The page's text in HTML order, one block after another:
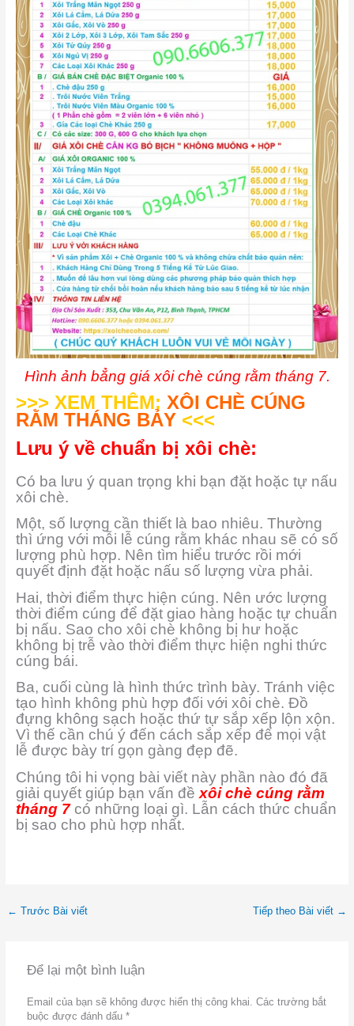
Hình ảnh bẳng giá xôi chè cúng rằm tháng 7.
>>> XEM THÊM: XÔI CHÈ CÚNG
RẰM THÁNG BẢY<<<
Lưu ý về chuẩn bị xôi chè:
Có ba lưu ý quan trọng khi bạn đặt hoặc tự nấu
xôi chè.
Một, số lượng cần thiết là bao nhiêu. Thường
thì ứng với mỗi lễ cúng rằm khác nhau sẽ có số
lượng phù hợp. Nên tìm hiểu trước rồi mới
quyết định đặt hoặc nấu số lượng vừa phải.
Hai, thời điểm thực hiện cúng. Nên ước lượng
thời điểm cúng để đặt giao hàng hoặc tự chuẩn
bị nấu. Sao cho xôi chè không bị hư hoặc
không bị trễ vào thời điểm thực hiện nghi thức
cúng bái.
Ba, cuối cùng là hình thức trình bày. Tránh việc
tạo hình không phù hợp đối với xôi chè. Đồ
đựng không sạch hoặc thứ tự sắp xếp lộn xộn.
Vì thế cần chú ý đến cách sắp xếp để mọi vật
lễ được bày trí gọn gàng đẹp đẽ.
Chúng tôi hi vọng bài viết này phần nào đó đã
giải quyết giúp bạn vấn đề xôi chè cúng rằm
tháng 7có những loại gì. Lẫn cách thức chuẩn
bị sao cho phù hợp nhất.
← Trước Bài viết Tiếp theo Bài viết →
Để lại một bình luận
Email của bạn sẽ không được hiển thị công khai.
Các trường bắt
buộc được đánh dấu*